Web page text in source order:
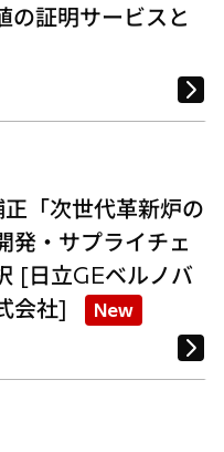
の証明サービスと
「次世代革新炉の
発・サプライチェ
[日立GEベルノバ
会社]
New